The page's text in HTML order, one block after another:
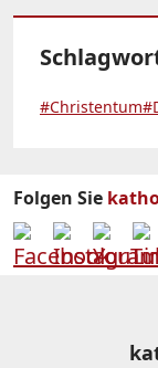
#Christentum
Folgen Sie